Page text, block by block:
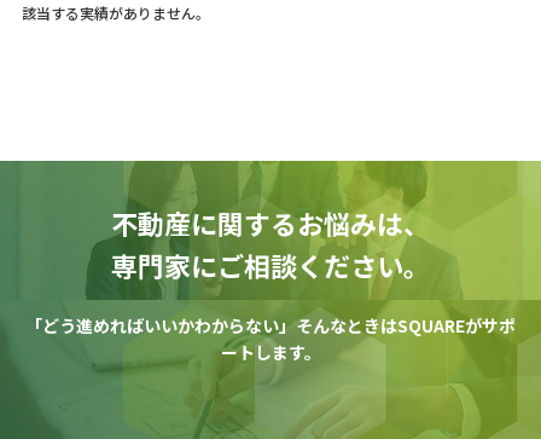
該当する実績がありません。
不動産に関するお悩みは、
専⾨家にご相談ください。
「どう進めればいいかわからない」そんなときはSQUAREがサポ
ートします。